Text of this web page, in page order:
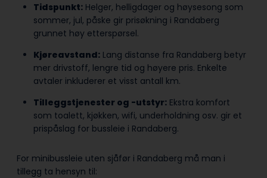
Tidspunkt: Helger, helligdager og høysesong som
sommer, jul, påske gir prisøkning i Randaberg
grunnet høy etterspørsel.
Kjøreavstand: Lang distanse fra Randaberg betyr
mer drivstoff, lengre tid og høyere pris. Enkelte
avtaler inkluderer et visst antall km.
Tilleggstjenester og -utstyr: Ekstra komfort
som toalett, kjøkken, wifi, underholdning osv. gir et
prispåslag for bussleie i Randaberg.
For minibussleie uten sjåfør i Randaberg må man i
tillegg ta hensyn til: